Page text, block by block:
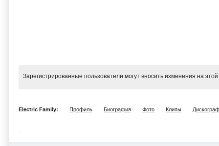
Зарегистрированные пользователи могут вносить изменения на
Electric Family: Профиль Биография Фото Клипы